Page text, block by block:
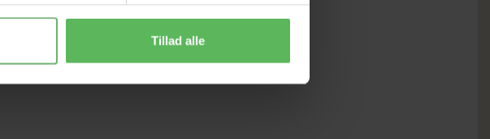
Tillad alle